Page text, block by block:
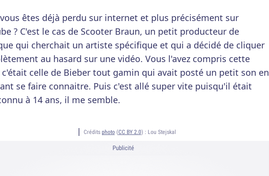
êtes déjà perdu sur internet et plus précisément sur
? C'est le cas de Scooter Braun, un petit producteur de
qui cherchait un artiste spécifique et qui a décidé de cliquer
au hasard sur une vidéo. Vous l'avez compris cette
celle de Bieber tout gamin qui avait posté un petit son en
se faire connaitre. Puis c'est allé super vite puisqu'il était
à 14 ans, il me semble.
Crédits photo(CC BY 2.0) : Lou Stejskal
Publicité